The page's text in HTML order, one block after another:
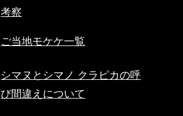
考察
ご当地モケケ一覧
シマヌとシマノ クラピカの呼
び間違えについて